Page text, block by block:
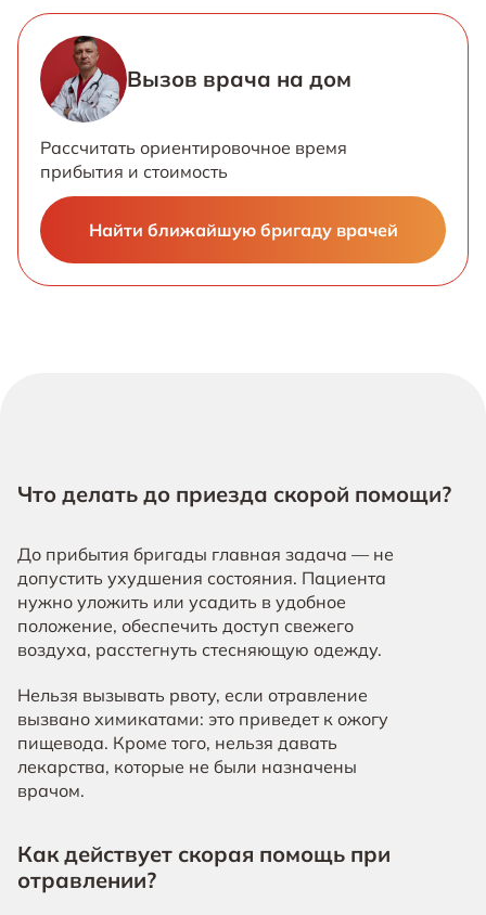
Вызов врача на дом
Рассчитать ориентировочное время
прибытия и стоимость
Найти ближайшую бригаду врачей
Что делать до приезда скорой помощи?
До прибытия бригады главная задача — не
допустить ухудшения состояния. Пациента
нужно уложить или усадить в удобное
положение, обеспечить доступ свежего
воздуха, расстегнуть стесняющую одежду.
Нельзя вызывать рвоту, если отравление
вызвано химикатами: это приведет к ожогу
пищевода. Кроме того, нельзя давать
лекарства, которые не были назначены
врачом.
Как действует скорая помощь при
отравлении?